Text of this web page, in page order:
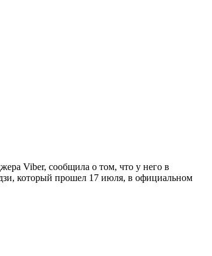
Viber, сообщила о том, что у него в
который прошел 17 июля, в официальном